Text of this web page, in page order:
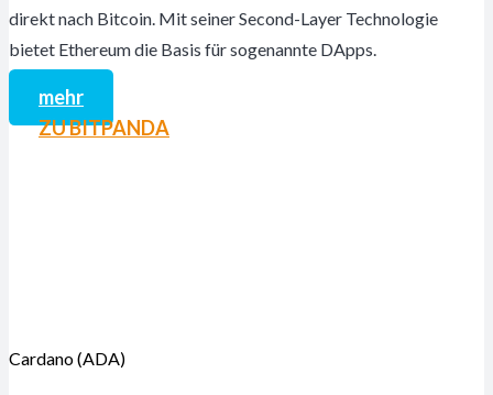
direkt nach Bitcoin. Mit seiner Second-Layer Technologie
bietet Ethereum die Basis für sogenannte DApps.
mehr
ZU BITPANDA
Cardano (ADA)